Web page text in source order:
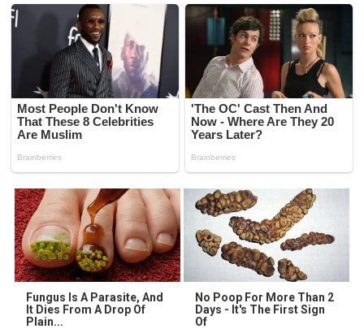
Fungus Is A Parasite, And
It Dies From A Drop Of
Plain...
No Poop For More Than 2
Days - It's The First Sign
Of